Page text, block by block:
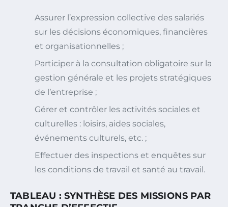
Assurer l’expression collective des salariés
sur les décisions économiques, financières
et organisationnelles ;
Participer à la consultation obligatoire sur la
gestion générale et les projets stratégiques
de l’entreprise ;
Gérer et contrôler les activités sociales et
culturelles : loisirs, aides sociales,
événements culturels, etc. ;
Effectuer des inspections et enquêtes sur
les conditions de travail et santé au travail.
TABLEAU : SYNTHÈSE DES MISSIONS PAR